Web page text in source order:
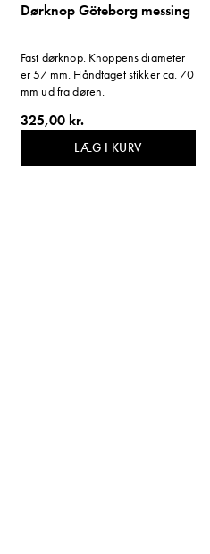
Dørknop Göteborg messing
Fast dørknop. Knoppens diameter
er 57 mm. Håndtaget stikker ca. 70
mm ud fra døren.
325,00 kr.
LÆG I KURV